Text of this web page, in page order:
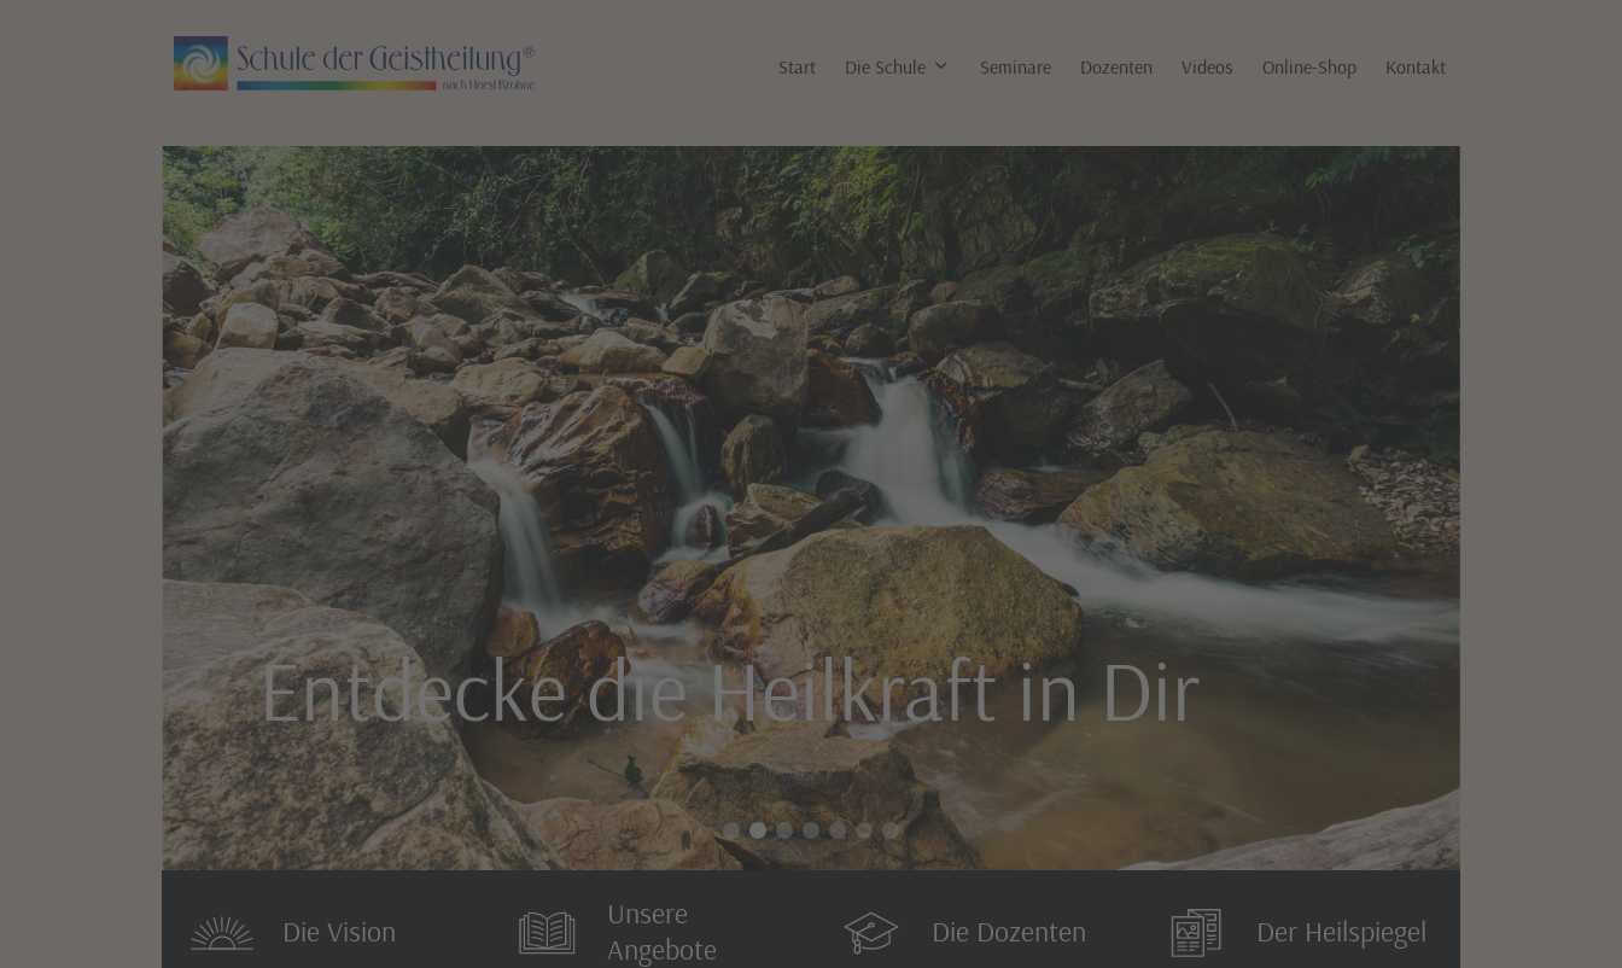
Start Die Schule Seminare Dozenten Videos Online-Shop Kontakt
Entdecke die Heilkraft in Dir
Die Vision
Unsere
Angebote
Die Dozenten Der Heilspiegel